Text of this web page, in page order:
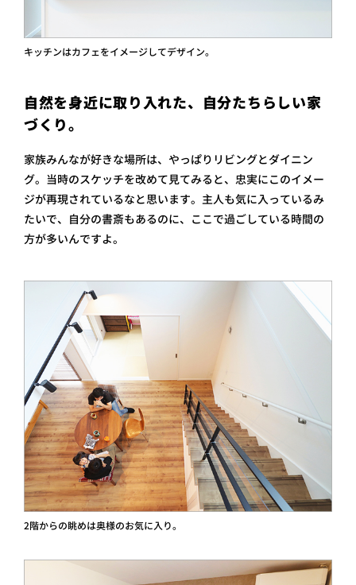
キッチンはカフェをイメージしてデザイン。
自然を身近に取り入れた、自分たちらしい家
づくり。
家族みんなが好きな場所は、やっぱりリビングとダイニン
グ。当時のスケッチを改めて見てみると、忠実にこのイメー
ジが再現されているなと思います。主人も気に入っているみ
たいで、自分の書斎もあるのに、ここで過ごしている時間の
方が多いんですよ。
2階からの眺めは奥様のお気に入り。